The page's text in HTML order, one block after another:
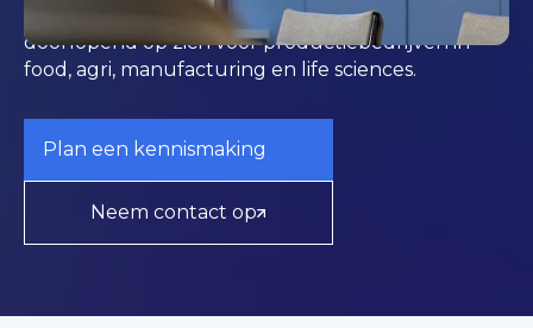
CyberPeak neemt dat beheer en die bewaking
doorlopend op zich voor productiebedrijven in
food, agri, manufacturing en life sciences.
Plan een kennismaking
Neem contact op